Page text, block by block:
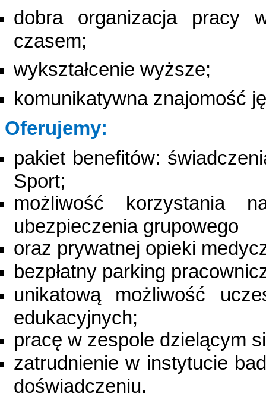
dobra organizacja pracy
czasem;
wykształcenie wyższe;
komunikatywna znajomość
Oferujemy:
pakiet benefitów:
Sport;
możliwość korzystania
ubezpieczenia grupowego
oraz prywatnej opieki
bezpłatny parking
unikatową możliwość
edukacyjnych;
pracę w zespole dzielącym
zatrudnienie w instytucie
doświadczeniu.